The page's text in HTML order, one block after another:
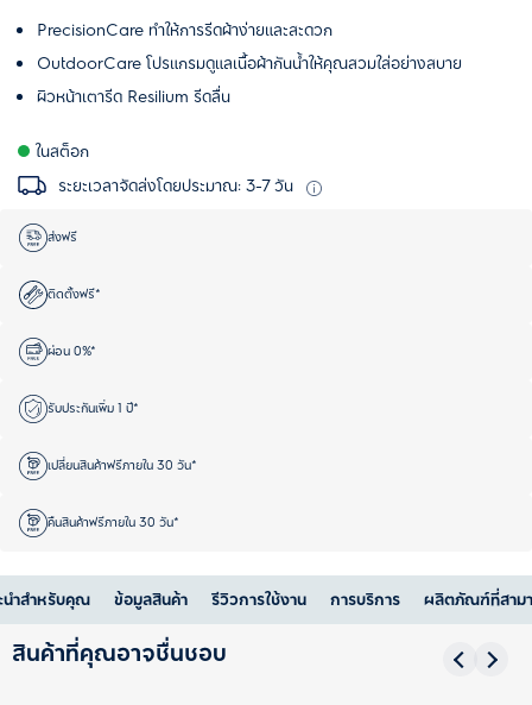
PrecisionCare ทำให้การรีดผ้าง่ายและสะดวก
OutdoorCare โปรแกรมดูแลเนื้อผ้ากันน้ำให้คุณสวมใส่อย่างสบาย
ผิวหน้าเตารีด Resilium รีดลื่น
ในสต็อก
ระยะเวลาจัดส่งโดยประมาณ: 3-7 วัน
ส่งฟรี
ติดตั้งฟรี*
ผ่อน 0%*
รับประกันเพิ่ม 1 ปี*
เปลี่ยนสินค้าฟรีภายใน 30 วัน*
คืนสินค้าฟรีภายใน 30 วัน*
ำสำหรับคุณ ข้อมูลสินค้า รีวิวการใช้งาน การบริการ ผลิตภัณฑ์ที่สาม
สินค้าที่คุณอาจชื่นชอบ